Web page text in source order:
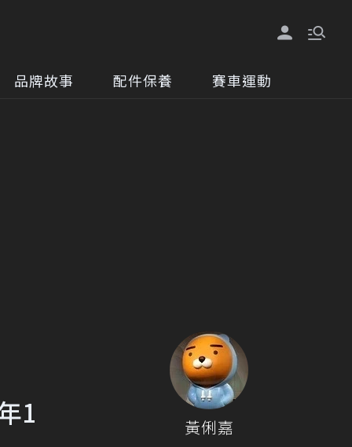
品牌故事 配件保養 賽車運動
1 黃俐嘉